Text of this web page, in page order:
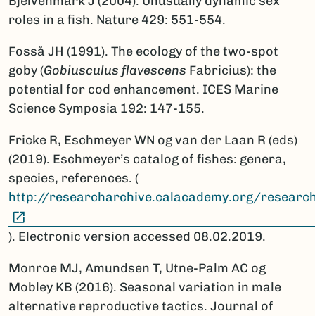
roles in a fish. Nature 429: 551-554.
Fosså JH (1991). The ecology of the two-spot
goby (Gobiusculus flavescens Fabricius): the
potential for cod enhancement. ICES Marine
Science Symposia 192: 147-155.
Fricke R, Eschmeyer WN og van der Laan R (eds)
(2019). Eschmeyer’s catalog of fishes: genera,
species, references. (
http://researcharchive.calacademy.org/
). Electronic version accessed 08.02.2019.
Monroe MJ, Amundsen T, Utne-Palm AC og
Mobley KB (2016). Seasonal variation in male
alternative reproductive tactics. Journal of